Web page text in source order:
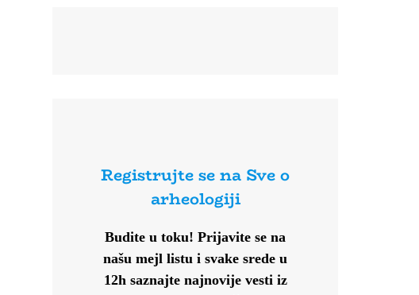
Registrujte se na Sve o
arheologiji
Budite u toku! Prijavite se na
našu mejl listu i svake srede u
12h saznajte najnovije vesti iz